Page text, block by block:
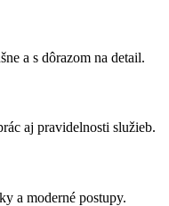
a s dôrazom na detail.
aj pravidelnosti služieb.
a moderné postupy.